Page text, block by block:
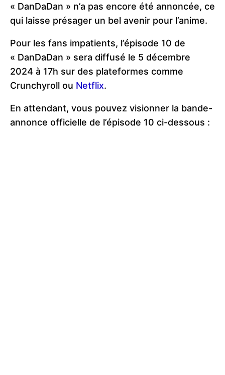
« DanDaDan » n’a pas encore été annoncée, ce
qui laisse présager un bel avenir pour l’anime.
Pour les fans impatients, l’épisode 10 de
« DanDaDan » sera diffusé le 5 décembre
2024 à 17h sur des plateformes comme
Crunchyroll ou Netflix.
En attendant, vous pouvez visionner la bande-
annonce officielle de l’épisode 10 ci-dessous :